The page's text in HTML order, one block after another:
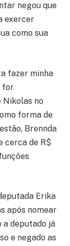
negou que
exercer
como sua
fazer minha
for
Nikolas no
forma de
Brennda
cerca de R$
Erika
após nomear
a deputado já
e negado as